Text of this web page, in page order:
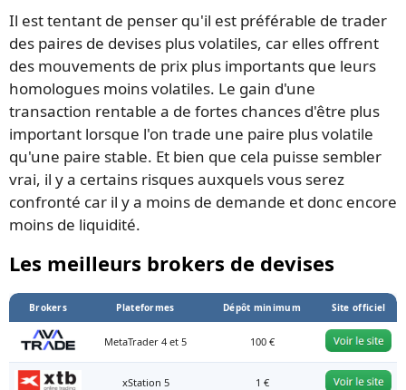
Il est tentant de penser qu'il est préférable de trader
des paires de devises plus volatiles, car elles offrent
des mouvements de prix plus importants que leurs
homologues moins volatiles. Le gain d'une
transaction rentable a de fortes chances d'être plus
important lorsque l'on trade une paire plus volatile
qu'une paire stable. Et bien que cela puisse sembler
vrai, il y a certains risques auxquels vous serez
confronté car il y a moins de demande et donc encore
moins de liquidité.
Les meilleurs brokers de devises
Brokers Plateformes Dépôt minimum Site officiel
MetaTrader 4 et 5 100 €
xStation 5 1 €